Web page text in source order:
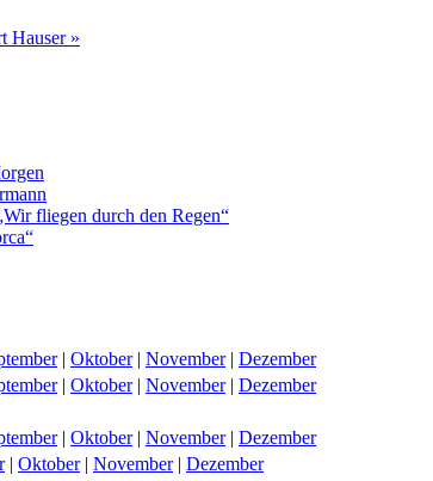
Hauser »
fliegen durch den Regen“
| Oktober| November| Dezember
| Oktober| November| Dezember
| Oktober| November| Dezember
| Oktober| November| Dezember